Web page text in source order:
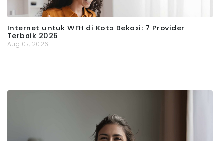
Internet untuk WFH di Kota Bekasi: 7 Provider
Terbaik 2026
Aug 07, 2026